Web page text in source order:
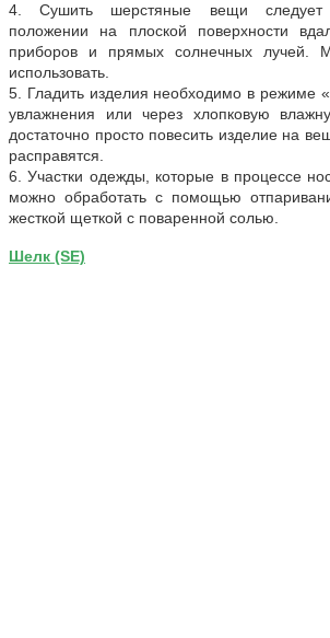
4. Сушить шерстяные вещи следует
положении на плоской поверхности
приборов и прямых солнечных лучей.
использовать.
5. Гладить изделия необходимо в режиме
увлажнения или через хлопковую
достаточно просто повесить изделие на
расправятся.
6. Участки одежды, которые в процессе
можно обработать с помощью
жесткой щеткой с поваренной солью.
Шелк (SE)